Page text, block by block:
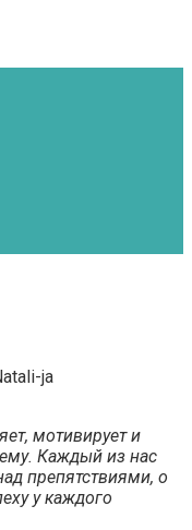
ja
мотивирует и
Каждый из нас
препятствиями, о
у каждого